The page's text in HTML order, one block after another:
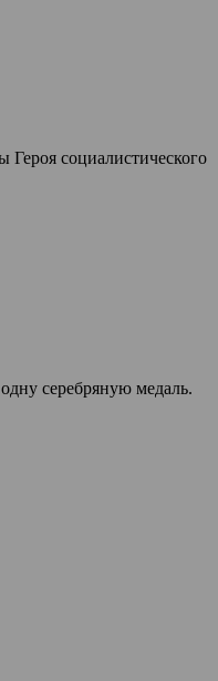
социалистического
серебряную медаль.